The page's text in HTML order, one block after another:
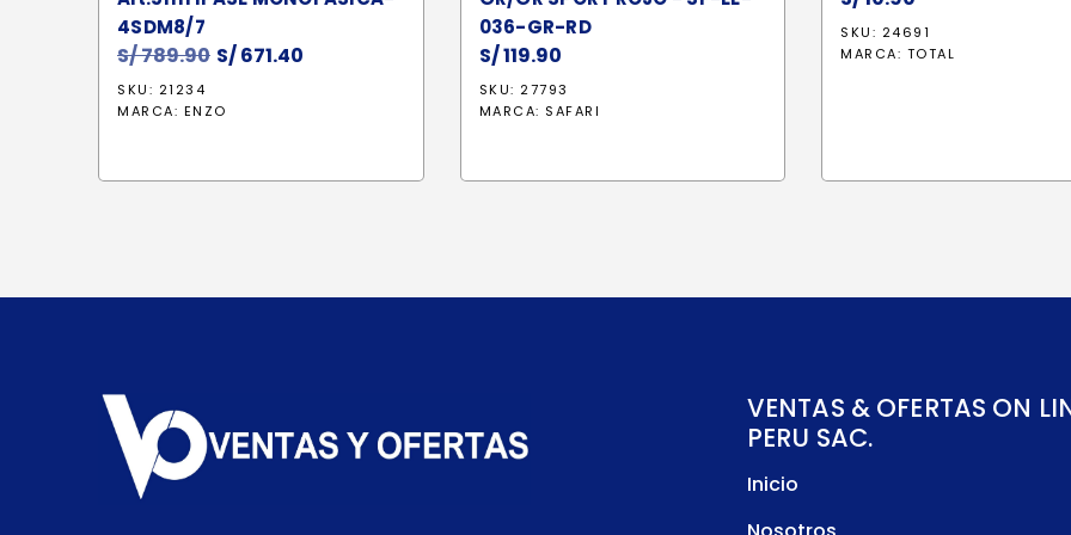
4SDM8/7
S/789.90 El
original
S/671.40
SKU: 21234
MARCA: ENZO
036-GR-RD
S/119.90
SKU: 27793
MARCA: SAFARI
SKU: 24691
MARCA: TOTAL
VENTAS & OFERTAS ON
PERU SAC.
Inicio